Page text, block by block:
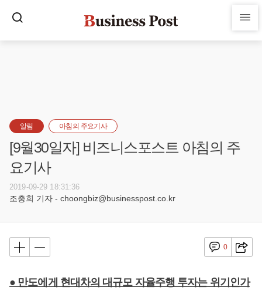
알림 아침의 주요기사
[9월30일자] 비즈니스포스트 아침의 주
요기사
2019-09-29 18:31:36
조충희 기자 - choongbiz@businesspost.co.kr
0
● 만도에게 현대차의 대규모 자율주행 투자는 위기인가